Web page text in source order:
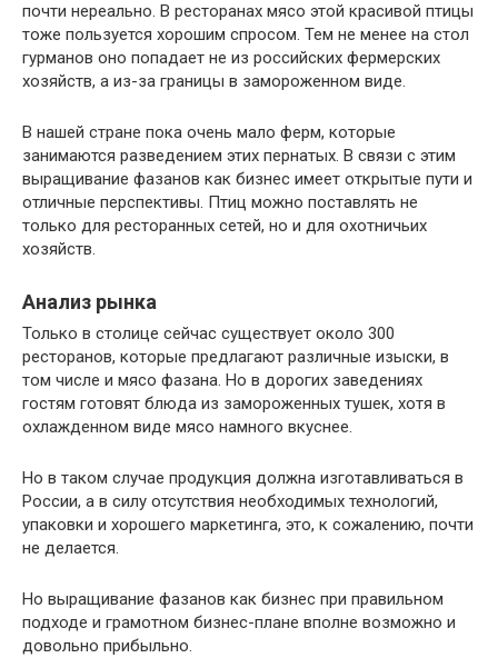
почти нереально. В ресторанах мясо этой красивой птицы
тоже пользуется хорошим спросом. Тем не менее на стол
гурманов оно попадает не из российских фермерских
хозяйств, а из-за границы в замороженном виде.
В нашей стране пока очень мало ферм, которые
занимаются разведением этих пернатых. В связи с этим
выращивание фазанов как бизнес имеет открытые пути и
отличные перспективы. Птиц можно поставлять не
только для ресторанных сетей, но и для охотничьих
хозяйств.
Анализ рынка
Только в столице сейчас существует около 300
ресторанов, которые предлагают различные изыски, в
том числе и мясо фазана. Но в дорогих заведениях
гостям готовят блюда из замороженных тушек, хотя в
охлажденном виде мясо намного вкуснее.
Но в таком случае продукция должна изготавливаться в
России, а в силу отсутствия необходимых технологий,
упаковки и хорошего маркетинга, это, к сожалению, почти
не делается.
Но выращивание фазанов как бизнес при правильном
подходе и грамотном бизнес-плане вполне возможно и
довольно прибыльно.